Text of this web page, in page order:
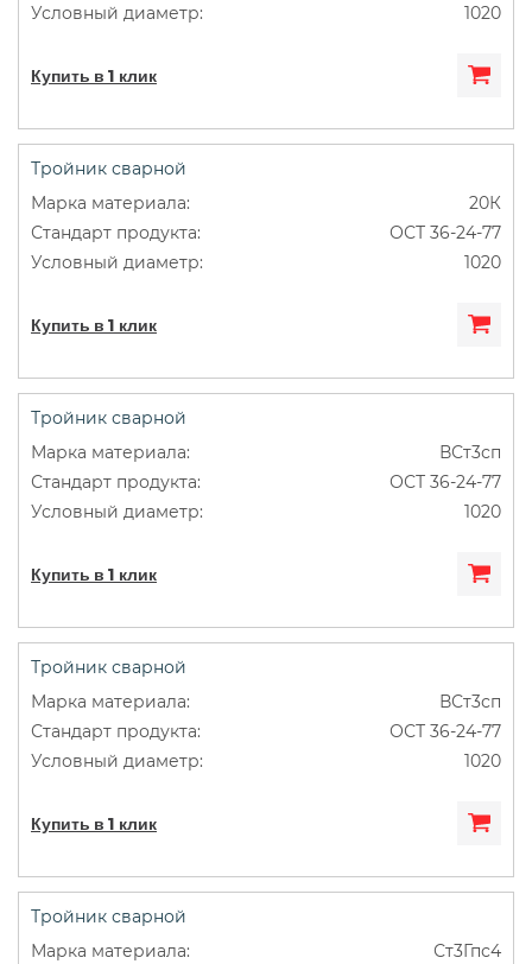
1020
Купить в 1 клик
Тройник сварной
20К
ОСТ 36-24-77
1020
Купить в 1 клик
Тройник сварной
ВСт3сп
ОСТ 36-24-77
1020
Купить в 1 клик
Тройник сварной
ВСт3сп
ОСТ 36-24-77
1020
Купить в 1 клик
Тройник сварной
Ст3Гпс4